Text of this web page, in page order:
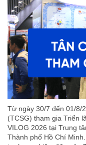
Từ ngày 30/7 đến 01/8/
(TCSG) tham gia Triển
VILOG 2026 tại Trung
Thành phố Hồ Chí